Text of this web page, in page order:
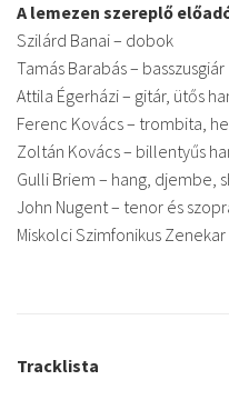
A lemezen szereplő
Szilárd Banai – dobok
Tamás Barabás – basszusgiár
Attila Égerházi – gitár, ütős
Ferenc Kovács – trombita,
Zoltán Kovács – billentyűs
Gulli Briem – hang, djembe,
John Nugent – tenor és
Miskolci Szimfonikus Zenekar
Tracklista